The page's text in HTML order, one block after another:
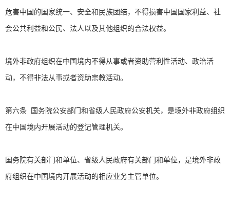
危害中国的国家统一、安全和民族团结，不得损害中国国家利益、社
会公共利益和公民、法人以及其他组织的合法权益。
境外非政府组织在中国境内不得从事或者资助营利性活动、政治活
动，不得非法从事或者资助宗教活动。
第六条 国务院公安部门和省级人民政府公安机关，是境外非政府组织
在中国境内开展活动的登记管理机关。
国务院有关部门和单位、省级人民政府有关部门和单位，是境外非政
府组织在中国境内开展活动的相应业务主管单位。